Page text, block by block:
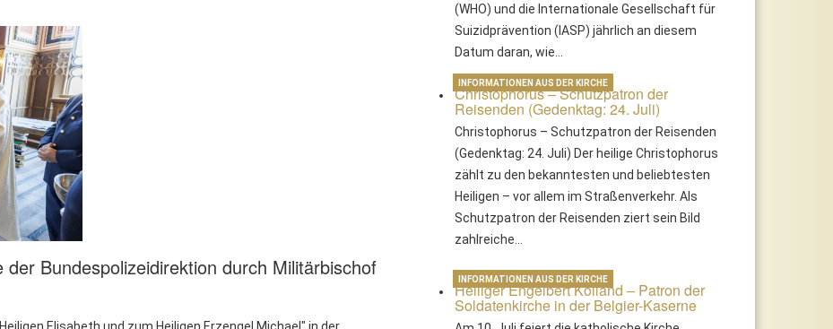
Bundespolizeidirektion durch Militärbischof
(WHO) und die Internationale Gesellschaft für
Suizidprävention (IASP) jährlich an diesem
Datum daran, wie…
Christophorus – Schutzpatron der
Reisenden (Gedenktag: 24. Juli)
Christophorus – Schutzpatron der Reisenden
(Gedenktag: 24. Juli) Der heilige Christophorus
zählt zu den bekanntesten und beliebtesten
Heiligen – vor allem im Straßenverkehr. Als
Schutzpatron der Reisenden ziert sein Bild
zahlreiche…
INFORMATIONEN AUS DER KIRCHE
Heiliger Engelbert Kolland – Patron der
Soldatenkirche in der Belgier-Kaserne
INFORMATIONEN AUS DER KIRCHE